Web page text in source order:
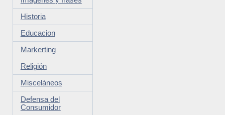
Historia
Educacion
Markerting
Religión
Misceláneos
Defensa del
Consumidor